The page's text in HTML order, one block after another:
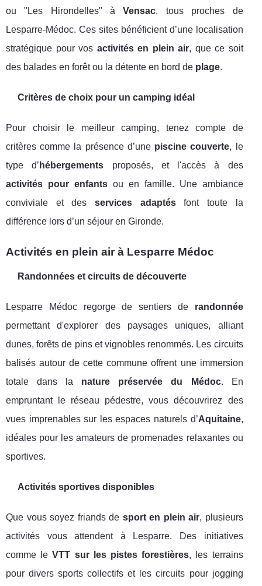
ou "Les Hirondelles" àVensac, tous proches de
Lesparre-Médoc. Ces sites bénéficient d’une localisation
stratégique pour vos activités en plein air, que ce soit
des balades en forêt ou la détente en bord de plage.
Critères de choix pour un camping idéal
Pour choisir le meilleur camping, tenez compte de
critères comme la présence d’une piscine couverte, le
type d’ hébergements proposés, et l'accès à des
activités pour enfantsou en famille. Une ambiance
conviviale et des services adaptésfont toute la
différence lors d’un séjour en Gironde.
Activités en plein air à Lesparre Médoc
Randonnées et circuits de découverte
Lesparre Médoc regorge de sentiers de randonnée
permettant d'explorer des paysages uniques, alliant
dunes, forêts de pins et vignobles renommés. Les circuits
balisés autour de cette commune offrent une immersion
totale dans la nature préservée du Médoc. En
empruntant le réseau pédestre, vous découvrirez des
vues imprenables sur les espaces naturels d’Aquitaine,
idéales pour les amateurs de promenades relaxantes ou
sportives.
Activités sportives disponibles
Que vous soyez friands de sport en plein air, plusieurs
activités vous attendent à Lesparre. Des initiatives
comme leVTT sur les pistes forestières, les terrains
pour divers sports collectifs et les circuits pour jogging